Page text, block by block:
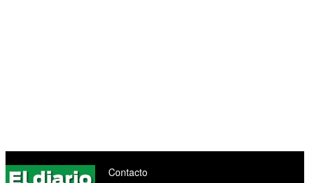
Contacto